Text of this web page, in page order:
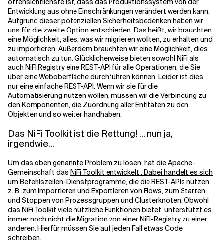
offensichtlichste ist, dass das Produktionssystem von der
Entwicklung aus ohne Einschränkungen verändert werden kann.
Aufgrund dieser potenziellen Sicherheitsbedenken haben wir
uns für die zweite Option entschieden. Das heißt, wir brauchten
eine Möglichkeit, alles, was wir migrieren wollten, zu erhalten und
zu importieren. Außerdem brauchten wir eine Möglichkeit, dies
automatisch zu tun. Glücklicherweise bieten sowohl NiFi als
auch NiFI Registry eine REST-API für alle Operationen, die Sie
über eine Weboberfläche durchführen können. Leider ist dies
nur eine einfache REST-API. Wenn wir sie für die
Automatisierung nutzen wollen, müssen wir die Verbindung zu
den Komponenten, die Zuordnung aller Entitäten zu den
Objekten und so weiter handhaben.
Das NiFi Toolkit ist die Rettung! ... nun ja,
irgendwie...
Um das oben genannte Problem zu lösen, hat die Apache-
Gemeinschaft das NiFi Toolkit entwickelt . Dabei handelt es sich
um Befehlszeilen-Dienstprogramme, die die REST-APIs nutzen,
z. B. zum Importieren und Exportieren von Flows, zum Starten
und Stoppen von Prozessgruppen und Clusterknoten. Obwohl
das NiFi Toolkit viele nützliche Funktionen bietet, unterstützt es
immer noch nicht die Migration von einer NiFi-Registry zu einer
anderen. Hierfür müssen Sie auf jeden Fall etwas Code
schreiben.